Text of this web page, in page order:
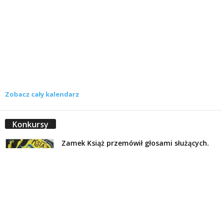
Zobacz cały kalendarz
Konkursy
Zamek Książ przemówił głosami służących.